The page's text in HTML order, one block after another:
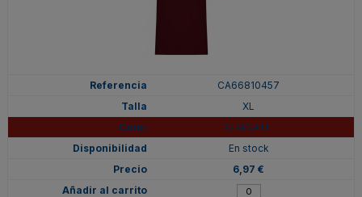
CA66810457
XL
GRANATE
En stock
6,97 €